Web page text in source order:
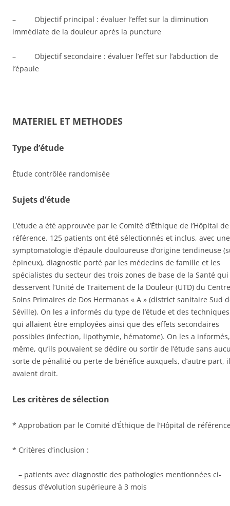
– Objectif principal : évaluer l’effet sur la diminution
immédiate de la douleur après la puncture
– Objectif secondaire : évaluer l’effet sur l’abduction de
l’épaule
MATERIEL ET METHODES
Type d’étude
Étude contrôlée randomisée
Sujets d’étude
L’étude a été approuvée par le Comité d’Éthique de l’Hôpital de
référence. 125 patients ont été sélectionnés et inclus, avec une
symptomatologie d’épaule douloureuse d’origine tendineuse
épineux), diagnostic porté par les médecins de famille et les
spécialistes du secteur des trois zones de base de la Santé qui
desservent l’Unité de Traitement de la Douleur (UTD) du
Soins Primaires de Dos Hermanas « A » (district sanitaire Sud
Séville). On les a informés du type de l’étude et des techniques
qui allaient être employées ainsi que des effets secondaires
possibles (infection, lipothymie, hématome). On les a
même, qu’ils pouvaient se dédire ou sortir de l’étude sans
sorte de pénalité ou perte de bénéfice auxquels, d’autre part,
avaient droit.
Les critères de sélection
* Approbation par le Comité d’Éthique de l’Hôpital de
* Critères d’inclusion :
– patients avec diagnostic des pathologies mentionnées ci-
dessus d’évolution supérieure à 3 mois